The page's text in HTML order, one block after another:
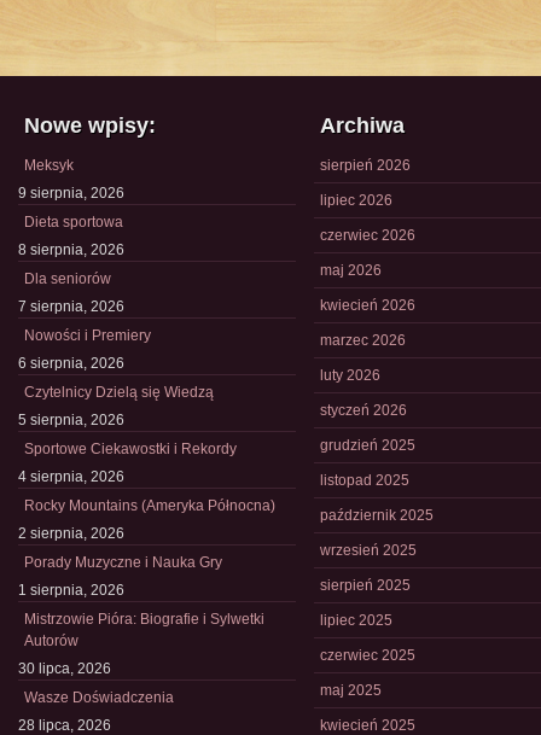
Nowe wpisy:
Meksyk
9 sierpnia, 2026
Dieta sportowa
8 sierpnia, 2026
Dla seniorów
7 sierpnia, 2026
Nowości i Premiery
6 sierpnia, 2026
Czytelnicy Dzielą się Wiedzą
5 sierpnia, 2026
Sportowe Ciekawostki i Rekordy
4 sierpnia, 2026
Rocky Mountains (Ameryka Północna)
2 sierpnia, 2026
Porady Muzyczne i Nauka Gry
1 sierpnia, 2026
Mistrzowie Pióra: Biografie i Sylwetki
Autorów
30 lipca, 2026
Wasze Doświadczenia
28 lipca, 2026
Archiwa
sierpień 2026
lipiec 2026
czerwiec 2026
maj 2026
kwiecień 2026
marzec 2026
luty 2026
styczeń 2026
grudzień 2025
listopad 2025
październik 2025
wrzesień 2025
sierpień 2025
lipiec 2025
czerwiec 2025
maj 2025
kwiecień 2025